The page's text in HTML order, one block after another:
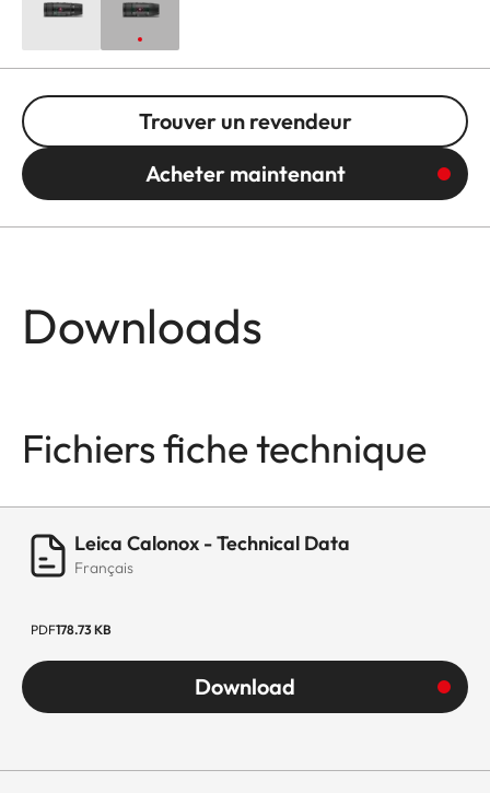
Trouver un revendeur
Acheter maintenant
Downloads
Fichiers fiche technique
Leica Calonox - Technical Data
Français
PDF178.73 KB
Download